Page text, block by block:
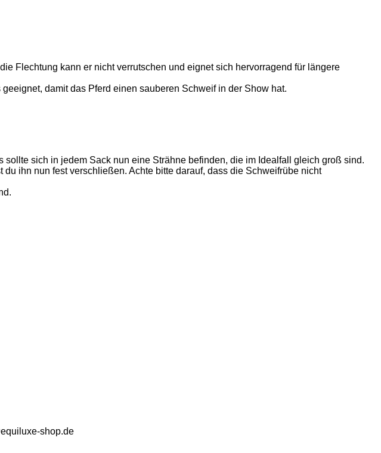
Flechtung kann er nicht verrutschen und eignet sich hervorragend für längere
damit das Pferd einen sauberen Schweif in der Show hat.
sich in jedem Sack nun eine Strähne befinden, die im Idealfall gleich groß sind.
ihn nun fest verschließen. Achte bitte darauf, dass die Schweifrübe nicht
shop.de